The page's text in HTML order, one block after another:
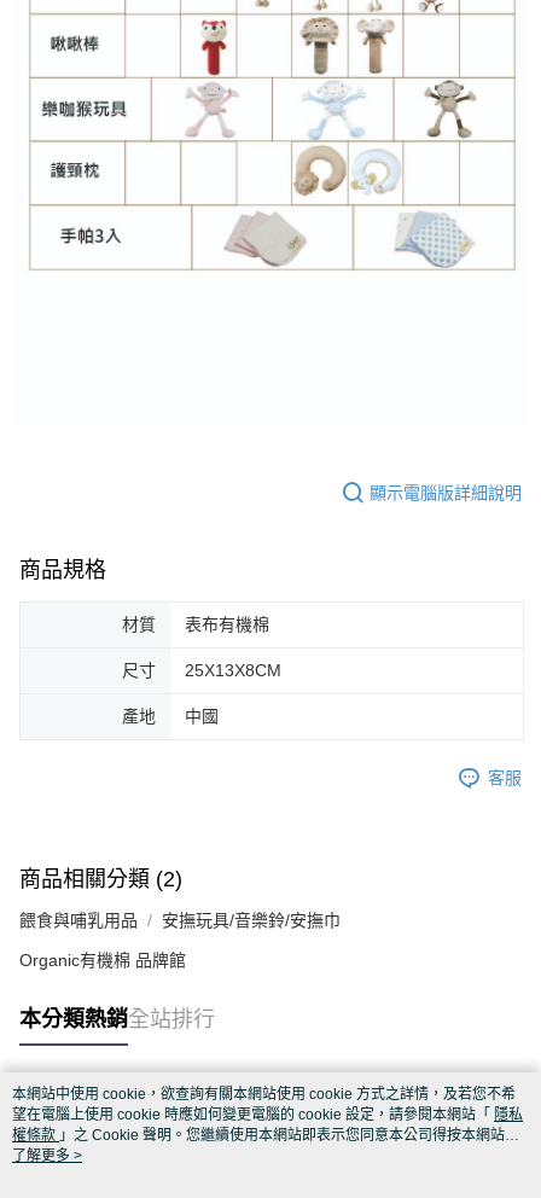
顯示電腦版詳細說明
商品規格
材質 表布有機棉
尺寸 25X13X8CM
產地 中國
客服
商品相關分類 (2)
餵食與哺乳用品 安撫玩具/音樂鈴/安撫巾
Organic有機棉 品牌館
本分類熱銷全站排行
熱門標籤
本網站中使用 cookie，欲查詢有關本網站使用 cookie 方式之詳情，及若您不希
望在電腦上使用 cookie 時應如何變更電腦的 cookie 設定，請參閱本網站「 隱私
權條款 」之 Cookie 聲明。您繼續使用本網站即表示您同意本公司得按本網站使
用條款之 Cookie 聲明使用 cookie。
了解更多 >